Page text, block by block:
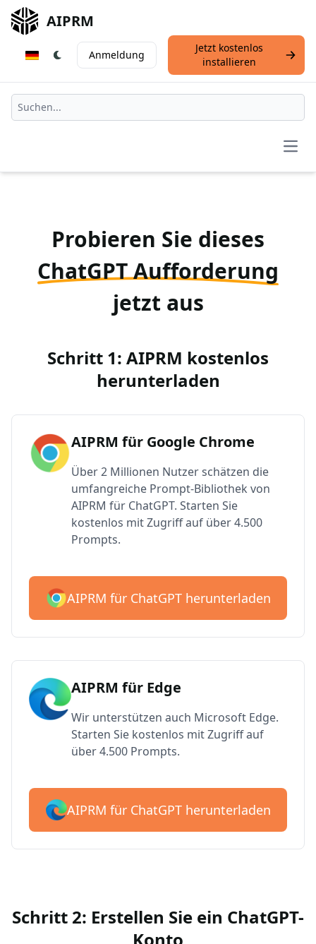
AIPRM
Anmeldung
Jetzt kostenlos
installieren
Probieren Sie dieses
ChatGPT Aufforderung
jetzt aus
Schritt 1: AIPRM kostenlos
herunterladen
AIPRM für Google Chrome
Über 2 Millionen Nutzer schätzen die
umfangreiche Prompt-Bibliothek von
AIPRM für ChatGPT. Starten Sie
kostenlos mit Zugriff auf über 4.500
Prompts.
AIPRM für ChatGPT herunterladen
AIPRM für Edge
Wir unterstützen auch Microsoft Edge.
Starten Sie kostenlos mit Zugriff auf
über 4.500 Prompts.
AIPRM für ChatGPT herunterladen
Schritt 2: Erstellen Sie ein ChatGPT-